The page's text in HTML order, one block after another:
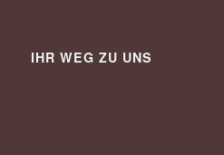
IHR WEG ZU UNS